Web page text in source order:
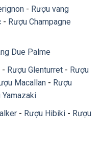
- Rượu vang
- Rượu Champagne
Due Palme
- Rượu Glenturret- Rượu
Macallan- Rượu
Yamazaki
- Rượu Hibiki- Rượu